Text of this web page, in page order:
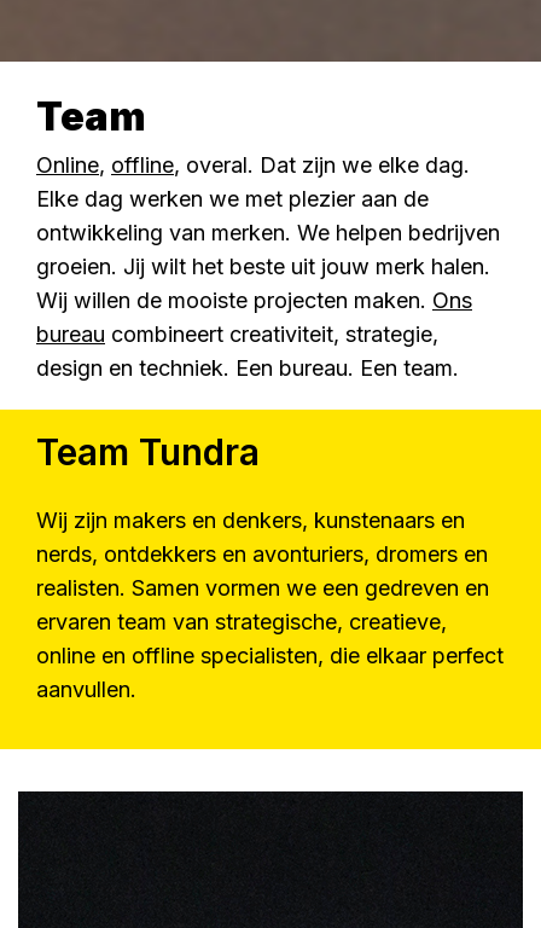
Team
Online, offline, overal. Dat zijn we elke dag.
Elke dag werken we met plezier aan de
ontwikkeling van merken. We helpen bedrijven
groeien. Jij wilt het beste uit jouw merk halen.
Wij willen de mooiste projecten maken. Ons
bureau combineert creativiteit, strategie,
design en techniek. Een bureau. Een team.
Team Tundra
Wij zijn makers en denkers, kunstenaars en
nerds, ontdekkers en avonturiers, dromers en
realisten. Samen vormen we een gedreven en
ervaren team van strategische, creatieve,
online en offline specialisten, die elkaar perfect
aanvullen.